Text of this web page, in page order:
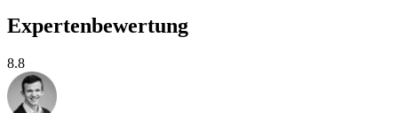
Expertenbewertung
8.8